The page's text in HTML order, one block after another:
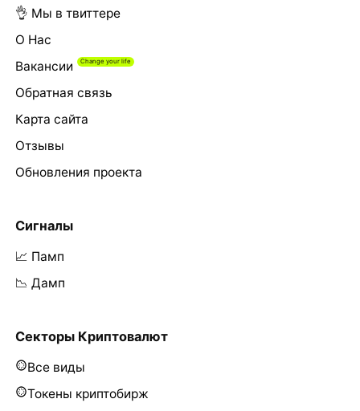
👌 Мы в твиттере
О Нас
Вакансии
Обратная связь
Карта сайта
Отзывы
Обновления проекта
Сигналы
📈 Памп
📉 Дамп
Секторы Криптовалют
Все виды
Токены криптобирж